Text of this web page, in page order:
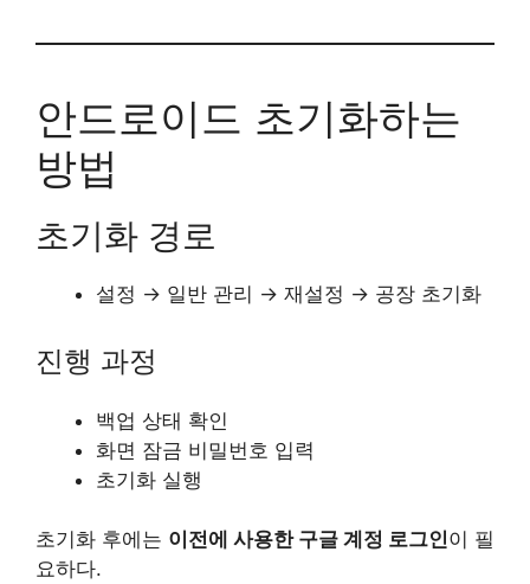
안드로이드 초기화하는
방법
초기화 경로
설정 → 일반 관리 → 재설정 → 공장 초기화
진행 과정
백업 상태 확인
화면 잠금 비밀번호 입력
초기화 실행
초기화 후에는 이전에 사용한 구글 계정 로그인이 필
요하다.